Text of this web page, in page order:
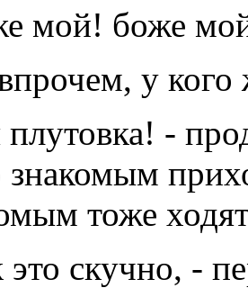
мой! боже
у
плутовка! -
тоже
скучно, -